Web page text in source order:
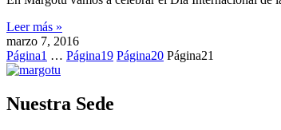
Leer más »
marzo 7, 2016
Página1 … Página19 Página20 Página21
Nuestra Sede